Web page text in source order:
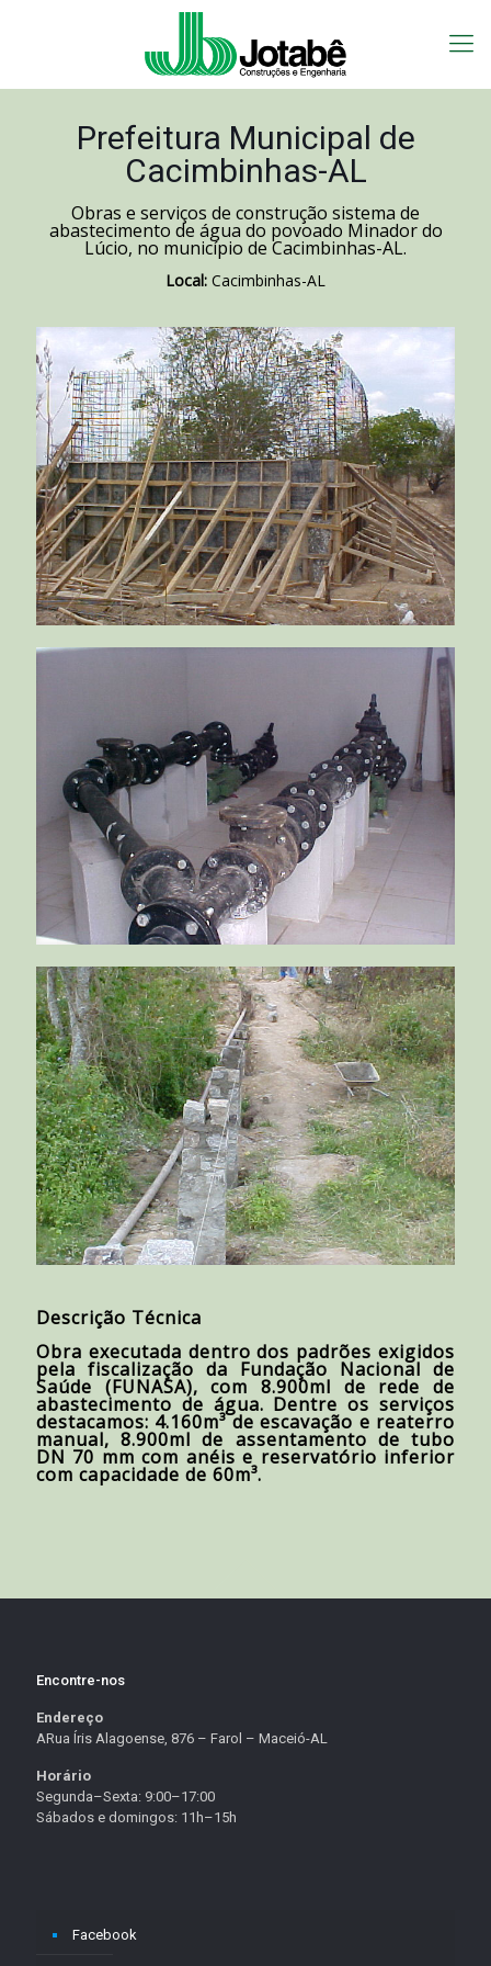
Prefeitura Municipal de
Cacimbinhas-AL
Obras e serviços de construção sistema de
abastecimento de água do povoado Minador do
Lúcio, no município de Cacimbinhas-AL.
Local: Cacimbinhas-AL
Descrição Técnica
Obra executada dentro dos padrões exigidos
pela fiscalização da Fundação Nacional de
Saúde (FUNASA), com 8.900ml de rede de
abastecimento de água. Dentre os serviços
destacamos: 4.160m³ de escavação e reaterro
manual, 8.900ml de assentamento de tubo
DN 70 mm com anéis e reservatório inferior
com capacidade de 60m³.
Encontre-nos
Endereço
ARua Íris Alagoense, 876 – Farol – Maceió-AL
Horário
Segunda–Sexta: 9:00–17:00
Sábados e domingos: 11h–15h
Facebook